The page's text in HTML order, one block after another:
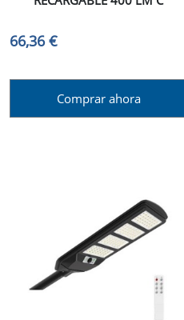
66,36 €
Comprar ahora